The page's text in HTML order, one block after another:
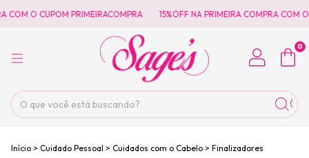
COM O CUPOM PRIMEIRACOMPRA 15%OFF NA PRIMEIRA COMPRA COM
0
Início > Cuidado Pessoal > Cuidados com o Cabelo > Finalizadores